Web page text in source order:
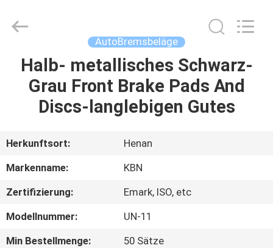
HAUS
PRODUKTE
ÜBER
UNS
FABRIK-
AUSFLUG
AutoBremsbeläge
Halb- metallisches Schwarz-
Grau Front Brake Pads And
Discs-langlebigen Gutes
Herkunftsort:
Henan
Markenname:
KBN
Zertifizierung:
Emark, ISO, etc
Modellnummer:
UN-11
Min Bestellmenge:
50 Sätze